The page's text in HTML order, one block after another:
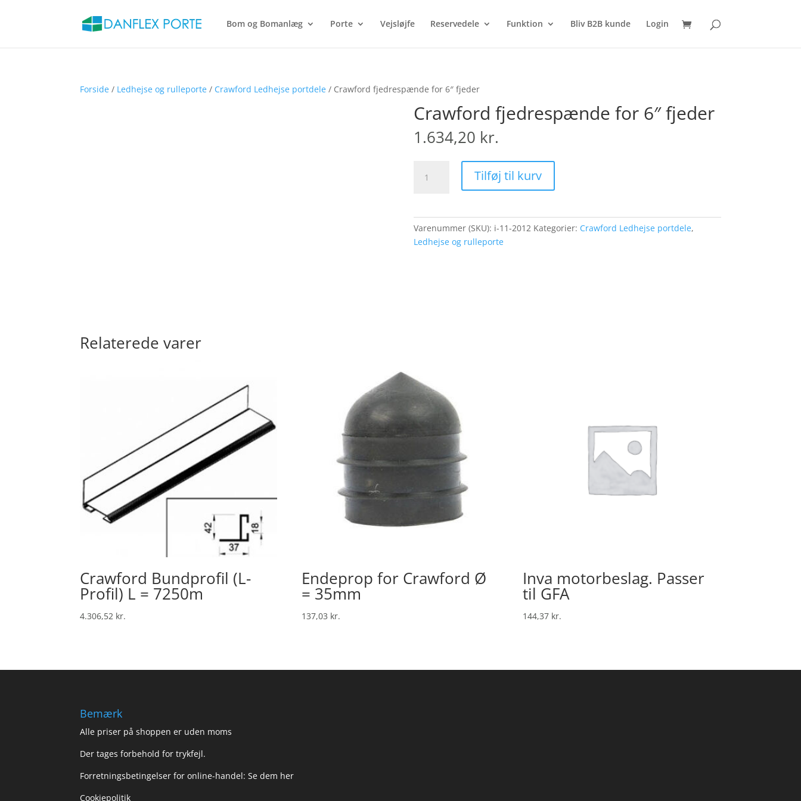
Bom og Bomanlæg Porte Vejsløjfe Reservedele Funktion Bliv B2B kunde Login
Forside / Ledhejse og rulleporte / Crawford Ledhejse portdele / Crawford fjedrespænde for 6″ fjeder
Crawford fjedrespænde for 6″ fjeder
1.634,20 kr.
fjedrespænde
antal
Tilføj til kurv
Varenummer (SKU): i-11-2012 Kategorier: Crawford Ledhejse portdele,
Ledhejse og rulleporte
Relaterede varer
Crawford Bundprofil (L-
Profil) L = 7250m
4.306,52 kr.
Endeprop for Crawford Ø
= 35mm
137,03 kr.
Inva motorbeslag. Passer
til GFA
144,37 kr.
Bemærk
Alle priser på shoppen er uden moms
Der tages forbehold for trykfejl.
Forretningsbetingelser for online-handel: Se dem her
Cookiepolitik